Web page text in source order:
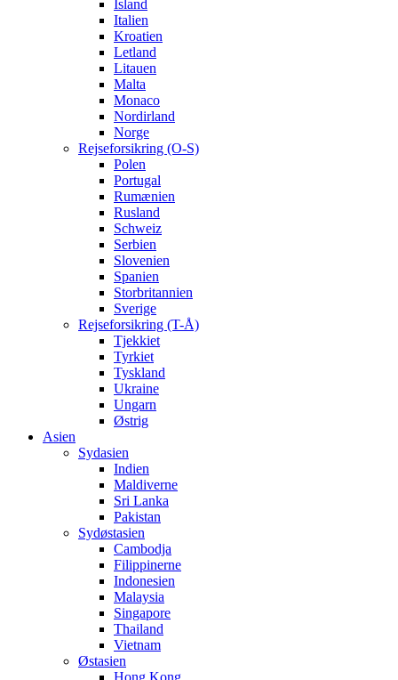
Island
Italien
Kroatien
Letland
Litauen
Malta
Monaco
Nordirland
Norge
Rejseforsikring (O-S)
Polen
Portugal
Rumænien
Rusland
Schweiz
Serbien
Slovenien
Spanien
Storbritannien
Sverige
Rejseforsikring (T-Å)
Tjekkiet
Tyrkiet
Tyskland
Ukraine
Ungarn
Østrig
Asien
Sydasien
Indien
Maldiverne
Sri Lanka
Pakistan
Sydøstasien
Cambodja
Filippinerne
Indonesien
Malaysia
Singapore
Thailand
Vietnam
Østasien
Hong Kong